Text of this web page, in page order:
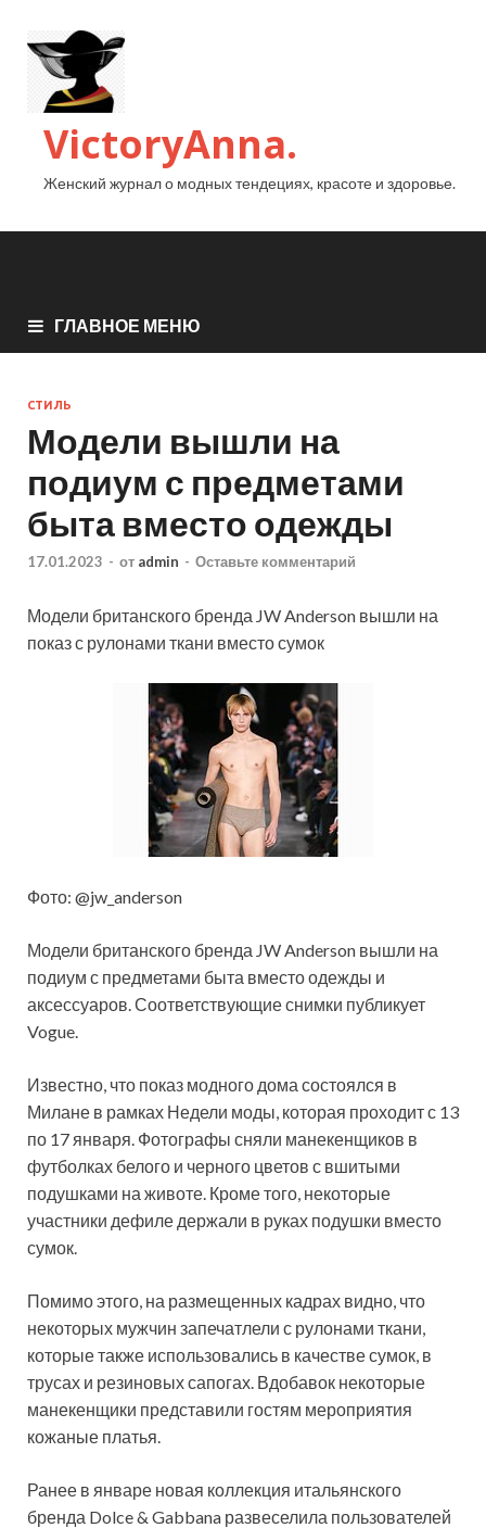
VictoryAnna.
Женский журнал о модных тендециях, красоте и здоровье.
ГЛАВНОЕ МЕНЮ
СТИЛЬ
Модели вышли на
подиум с предметами
быта вместо одежды
17.01.2023 - от admin - Оставьте комментарий
Модели британского бренда JW Anderson вышли на
показ с рулонами ткани вместо сумок
Фото: @jw_anderson
Модели британского бренда JW Anderson вышли на
подиум с предметами быта вместо одежды и
аксессуаров. Соответствующие снимки публикует
Vogue.
Известно, что показ модного дома состоялся в
Милане в рамках Недели моды, которая проходит с 13
по 17 января. Фотографы сняли манекенщиков в
футболках белого и черного цветов с вшитыми
подушками на животе. Кроме того, некоторые
участники дефиле держали в руках подушки вместо
сумок.
Помимо этого, на размещенных кадрах видно, что
некоторых мужчин запечатлели с рулонами ткани,
которые также использовались в качестве сумок, в
трусах и резиновых сапогах. Вдобавок некоторые
манекенщики представили гостям мероприятия
кожаные платья.
Ранее в январе новая коллекция итальянского
бренда Dolce & Gabbana развеселила пользователей